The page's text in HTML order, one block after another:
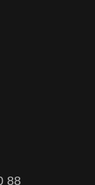
88